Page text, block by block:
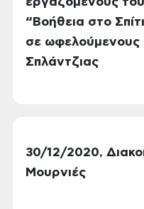
“Βοήθεια στο
σε ωφελούμενους
Σπλάντζιας
30/12/2020,
Μουρνιές